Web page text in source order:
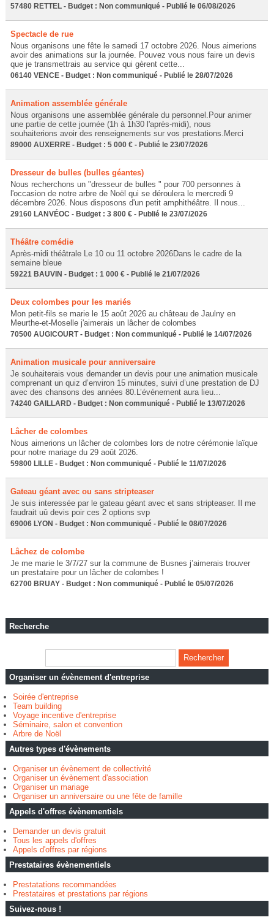
57480 RETTEL - Budget : Non communiqué - Publié le 06/08/2026
Spectacle de rue
Nous organisons une fête le samedi 17 octobre 2026. Nous aimerions
avoir des animations sur la journée. Pouvez vous nous faire un devis
que je transmettrais au service qui gèrent cette...
06140 VENCE - Budget : Non communiqué - Publié le 28/07/2026
Animation assemblée générale
Nous organisons une assemblée générale du personnel.Pour animer
une partie de cette journée (1h à 1h30 l'après-midi), nous
souhaiterions avoir des renseignements sur vos prestations.Merci
89000 AUXERRE - Budget : 5 000 € - Publié le 23/07/2026
Dresseur de bulles (bulles géantes)
Nous recherchons un "dresseur de bulles " pour 700 personnes à
l'occasion de notre arbre de Noël qui se déroulera le mercredi 9
décembre 2026. Nous disposons d'un petit amphithéâtre. Il nous...
29160 LANVÉOC - Budget : 3 800 € - Publié le 23/07/2026
Théâtre comédie
Après-midi théâtrale Le 10 ou 11 octobre 2026Dans le cadre de la
semaine bleue
59221 BAUVIN - Budget : 1 000 € - Publié le 21/07/2026
Deux colombes pour les mariés
Mon petit-fils se marie le 15 août 2026 au château de Jaulny en
Meurthe-et-Moselle j'aimerais un lâcher de colombes
70500 AUGICOURT - Budget : Non communiqué - Publié le 14/07/2026
Animation musicale pour anniversaire
Je souhaiterais vous demander un devis pour une animation musicale
comprenant un quiz d’environ 15 minutes, suivi d’une prestation de DJ
avec des chansons des années 80.L’événement aura lieu...
74240 GAILLARD - Budget : Non communiqué - Publié le 13/07/2026
Lâcher de colombes
Nous aimerions un lâcher de colombes lors de notre cérémonie laïque
pour notre mariage du 29 août 2026.
59800 LILLE - Budget : Non communiqué - Publié le 11/07/2026
Gateau géant avec ou sans stripteaser
Je suis interessée par le gateau géant avec et sans stripteaser. Il me
faudrait uû devis poir ces 2 options svp
69006 LYON - Budget : Non communiqué - Publié le 08/07/2026
Lâchez de colombe
Je me marie le 3/7/27 sur la commune de Busnes j’aimerais trouver
un prestataire pour un lâcher de colombes !
62700 BRUAY - Budget : Non communiqué - Publié le 05/07/2026
Recherche
Organiser un évènement d'entreprise
Soirée d'entreprise
Team building
Voyage incentive d'entreprise
Séminaire, salon et convention
Arbre de Noël
Autres types d'évènements
Organiser un évènement de collectivité
Organiser un évènement d'association
Organiser un mariage
Organiser un anniversaire ou une fête de famille
Appels d'offres évènementiels
Demander un devis gratuit
Tous les appels d'offres
Appels d'offres par régions
Prestataires évènementiels
Prestatations recommandées
Prestataires et prestations par régions
Suivez-nous !